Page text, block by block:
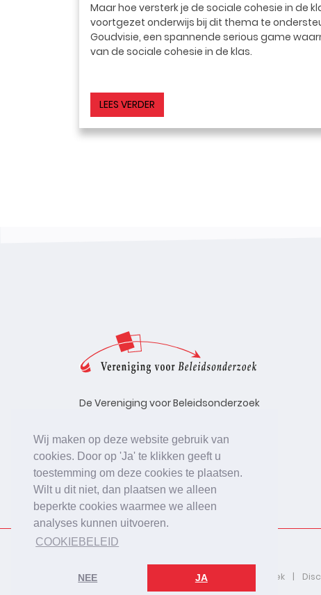
Wij maken op deze website gebruik van
cookies. Door op 'Ja' te klikken geeft u
toestemming om deze cookies te plaatsen.
Wilt u dit niet, dan plaatsen we alleen
beperkte cookies waarmee we alleen
analyses kunnen uitvoeren.
COOKIEBELEID
NEE JA
Maar hoe versterk je de sociale cohesie in de
voortgezet onderwijs bij dit thema te
Goudvisie, een spannende serious game
van de sociale cohesie in de klas.
LEES VERDER
De Vereniging voor Beleidsonderzoek
bevorderen van beleidsonderzoek,
uitgevoerd in opdracht van
beleidsinstanties, uitvoerende
organisaties en bedrijfsleven.
2026 © De Vereniging voor Beleidsonderzoek